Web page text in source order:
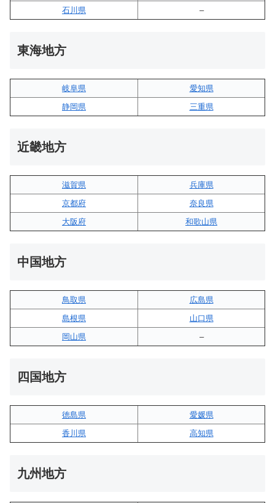
石川県
–
東海地方
岐阜県
愛知県
静岡県
三重県
近畿地方
滋賀県
兵庫県
京都府
奈良県
大阪府
和歌山県
中国地方
鳥取県
広島県
島根県
山口県
岡山県
–
四国地方
徳島県
愛媛県
香川県
高知県
九州地方